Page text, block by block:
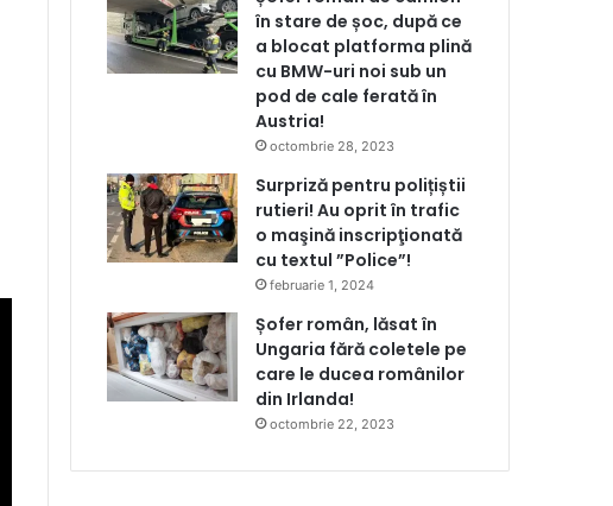
în stare de șoc, după ce
a blocat platforma plină
cu BMW-uri noi sub un
pod de cale ferată în
Austria!
octombrie 28, 2023
Surpriză pentru polițiștii
rutieri! Au oprit în trafic
o maşină inscripţionată
cu textul ”Police”!
februarie 1, 2024
Șofer român, lăsat în
Ungaria fără coletele pe
care le ducea românilor
din Irlanda!
octombrie 22, 2023